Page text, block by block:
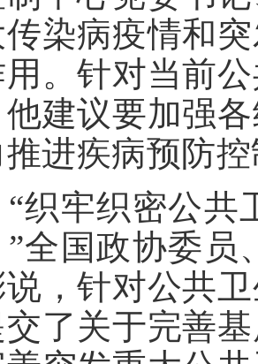
染病疫情和
用。针对当前
他建议要加强
推进疾病预防
牢织密公共卫
”全国政协委员
，针对公共
了关于完善